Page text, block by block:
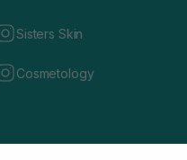
Sisters Skin
Cosmetology